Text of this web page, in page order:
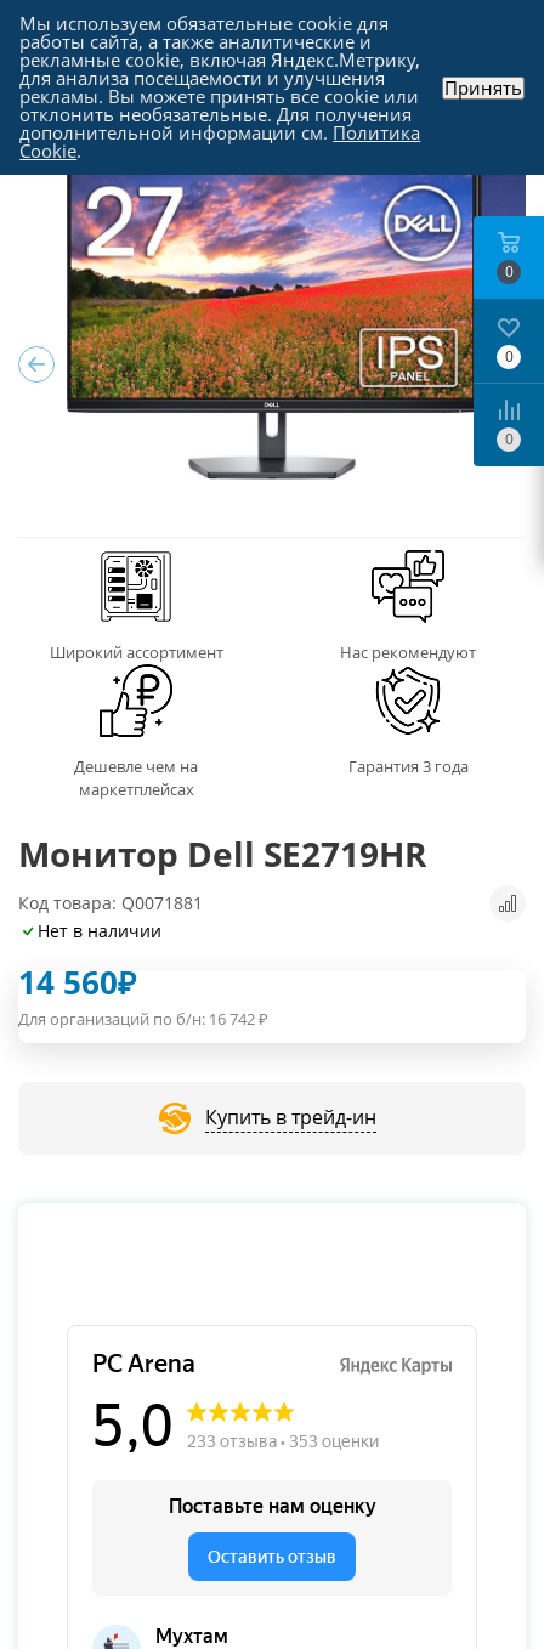
Каталог - Мониторы
Широкий ассортимент Нас рекомендуют
Дешевле чем на
маркетплейсах
Гарантия 3 года
Монитор Dell SE2719HR
Код товара: Q0071881
Нет в наличии
14 560₽
Для организаций по б/н: 16 742₽
Купить в трейд-ин
0
0
0
Мы используем обязательные cookie для
работы сайта, а также аналитические и
рекламные cookie, включая Яндекс.Метрику,
для анализа посещаемости и улучшения
рекламы. Вы можете принять все cookie или
отклонить необязательные. Для получения
дополнительной информации см. Политика
Cookie.
Принять